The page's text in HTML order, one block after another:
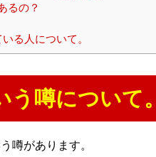
るの？
る人について。
噂について。
噂があります。